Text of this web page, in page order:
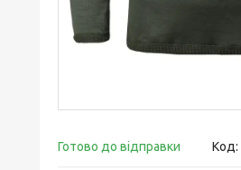
Готово до відправки Код: